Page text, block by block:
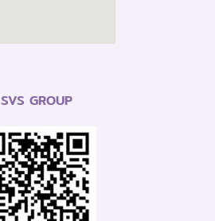
SVS GROUP